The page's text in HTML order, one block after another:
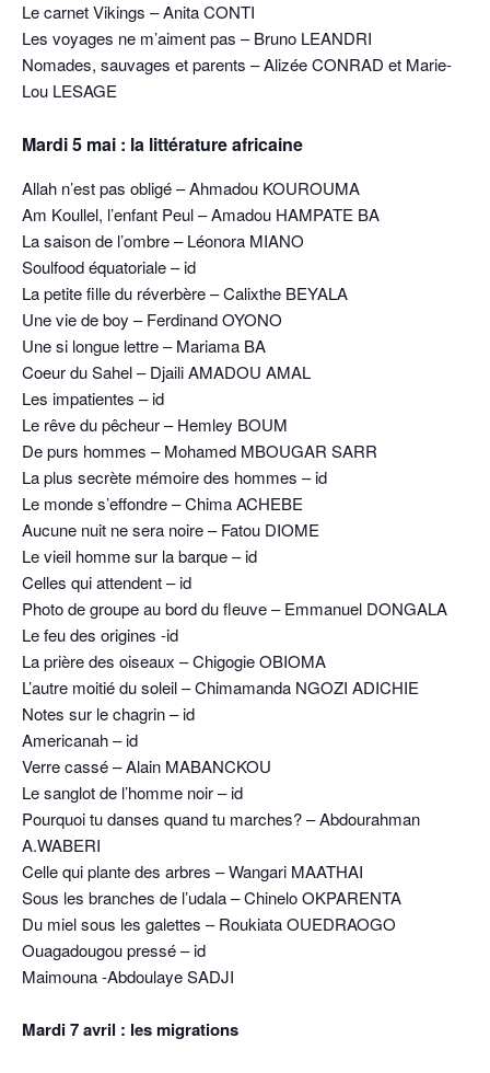
Le carnet Vikings – Anita CONTI
Les voyages ne m’aiment pas – Bruno LEANDRI
Nomades, sauvages et parents – Alizée CONRAD et Marie-
Lou LESAGE
Mardi 5 mai : la littérature africaine
Allah n’est pas obligé – Ahmadou KOUROUMA
Am Koullel, l’enfant Peul – Amadou HAMPATE BA
La saison de l’ombre – Léonora MIANO
Soulfood équatoriale – id
La petite fille du réverbère – Calixthe BEYALA
Une vie de boy – Ferdinand OYONO
Une si longue lettre – Mariama BA
Coeur du Sahel – Djaili AMADOU AMAL
Les impatientes – id
Le rêve du pêcheur – Hemley BOUM
De purs hommes – Mohamed MBOUGAR SARR
La plus secrète mémoire des hommes – id
Le monde s’effondre – Chima ACHEBE
Aucune nuit ne sera noire – Fatou DIOME
Le vieil homme sur la barque – id
Celles qui attendent – id
Photo de groupe au bord du fleuve – Emmanuel DONGALA
Le feu des origines -id
La prière des oiseaux – Chigogie OBIOMA
L’autre moitié du soleil – Chimamanda NGOZI ADICHIE
Notes sur le chagrin – id
Americanah – id
Verre cassé – Alain MABANCKOU
Le sanglot de l’homme noir – id
Pourquoi tu danses quand tu marches? – Abdourahman
A.WABERI
Celle qui plante des arbres – Wangari MAATHAI
Sous les branches de l’udala – Chinelo OKPARENTA
Du miel sous les galettes – Roukiata OUEDRAOGO
Ouagadougou pressé – id
Maimouna -Abdoulaye SADJI
Mardi 7 avril : les migrations